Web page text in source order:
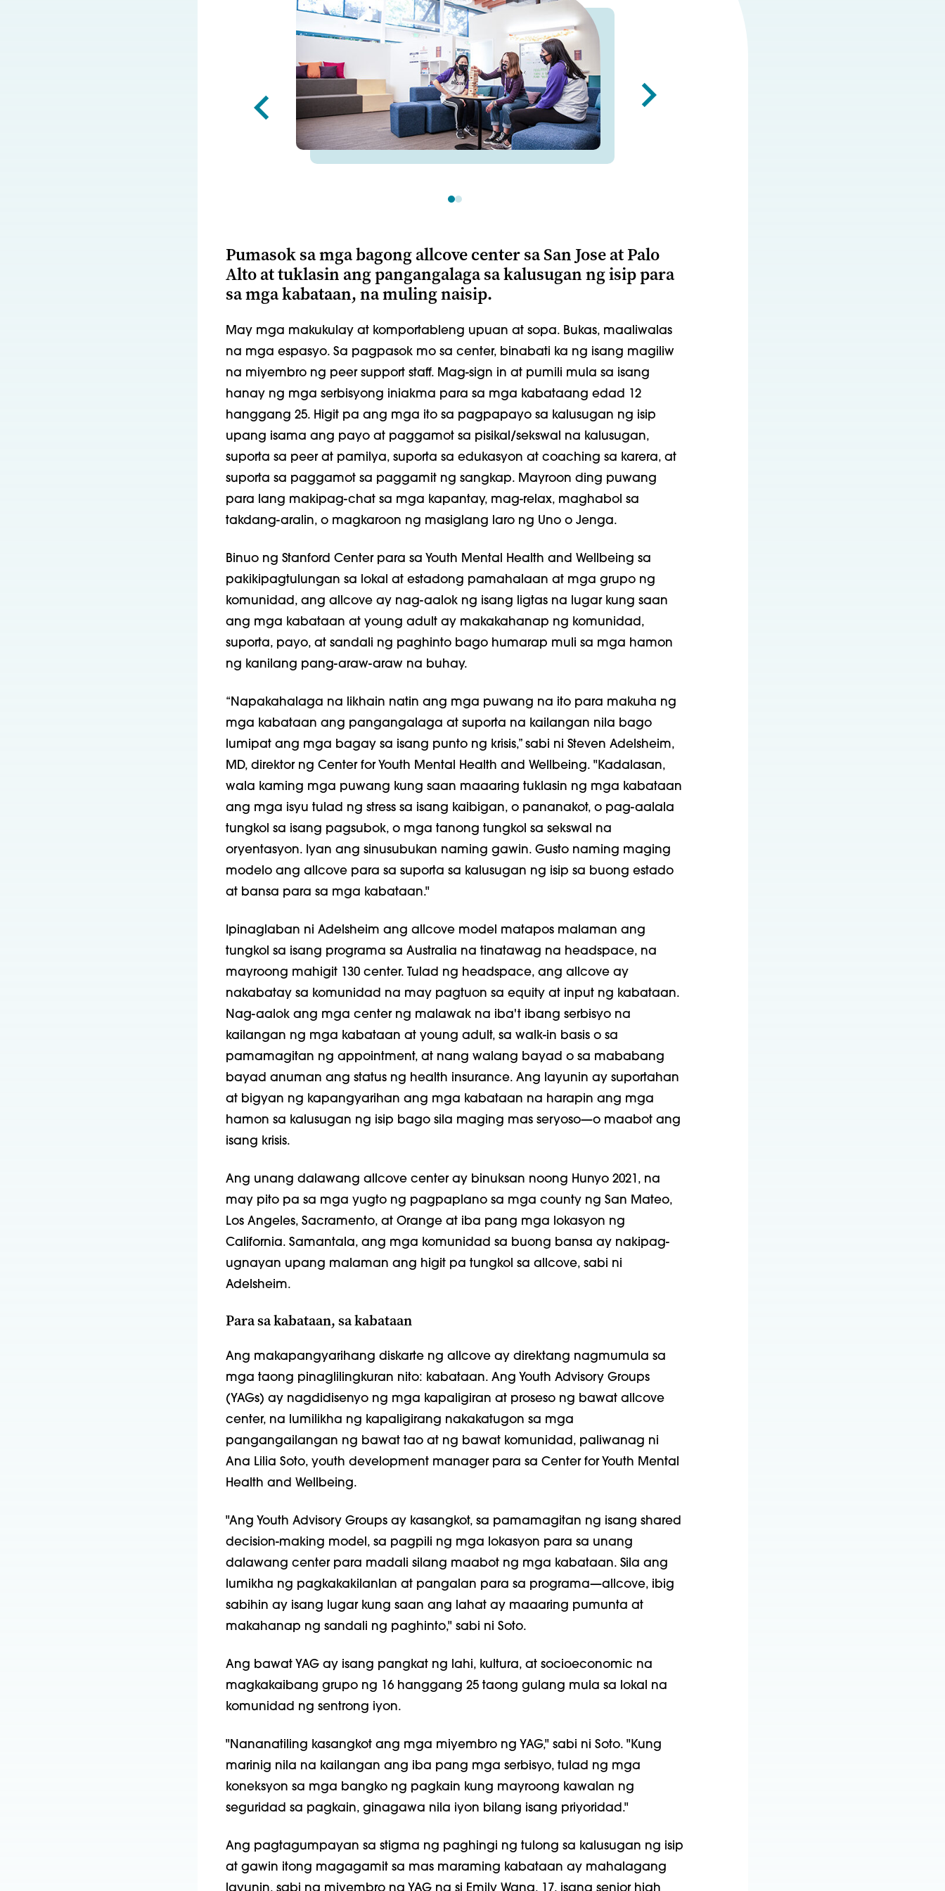
Pumasok sa mga bagong allcove center sa San Jose at Palo
Alto at tuklasin ang pangangalaga sa kalusugan ng isip para
sa mga kabataan, na muling naisip.
May mga makukulay at komportableng upuan at sopa. Bukas, maaliwalas
na mga espasyo. Sa pagpasok mo sa center, binabati ka ng isang magiliw
na miyembro ng peer support staff. Mag-sign in at pumili mula sa isang
hanay ng mga serbisyong iniakma para sa mga kabataang edad 12
hanggang 25. Higit pa ang mga ito sa pagpapayo sa kalusugan ng isip
upang isama ang payo at paggamot sa pisikal/sekswal na kalusugan,
suporta sa peer at pamilya, suporta sa edukasyon at coaching sa karera, at
suporta sa paggamot sa paggamit ng sangkap. Mayroon ding puwang
para lang makipag-chat sa mga kapantay, mag-relax, maghabol sa
takdang-aralin, o magkaroon ng masiglang laro ng Uno o Jenga.
Binuo ng Stanford Center para sa Youth Mental Health and Wellbeing sa
pakikipagtulungan sa lokal at estadong pamahalaan at mga grupo ng
komunidad, ang allcove ay nag-aalok ng isang ligtas na lugar kung saan
ang mga kabataan at young adult ay makakahanap ng komunidad,
suporta, payo, at sandali ng paghinto bago humarap muli sa mga hamon
ng kanilang pang-araw-araw na buhay.
“Napakahalaga na likhain natin ang mga puwang na ito para makuha ng
mga kabataan ang pangangalaga at suporta na kailangan nila bago
lumipat ang mga bagay sa isang punto ng krisis,” sabi ni Steven Adelsheim,
MD, direktor ng Center for Youth Mental Health and Wellbeing. "Kadalasan,
wala kaming mga puwang kung saan maaaring tuklasin ng mga kabataan
ang mga isyu tulad ng stress sa isang kaibigan, o pananakot, o pag-aalala
tungkol sa isang pagsubok, o mga tanong tungkol sa sekswal na
oryentasyon. Iyan ang sinusubukan naming gawin. Gusto naming maging
modelo ang allcove para sa suporta sa kalusugan ng isip sa buong estado
at bansa para sa mga kabataan."
Ipinaglaban ni Adelsheim ang allcove model matapos malaman ang
tungkol sa isang programa sa Australia na tinatawag na headspace, na
mayroong mahigit 130 center. Tulad ng headspace, ang allcove ay
nakabatay sa komunidad na may pagtuon sa equity at input ng kabataan.
Nag-aalok ang mga center ng malawak na iba't ibang serbisyo na
kailangan ng mga kabataan at young adult, sa walk-in basis o sa
pamamagitan ng appointment, at nang walang bayad o sa mababang
bayad anuman ang status ng health insurance. Ang layunin ay suportahan
at bigyan ng kapangyarihan ang mga kabataan na harapin ang mga
hamon sa kalusugan ng isip bago sila maging mas seryoso—o maabot ang
isang krisis.
Ang unang dalawang allcove center ay binuksan noong Hunyo 2021, na
may pito pa sa mga yugto ng pagpaplano sa mga county ng San Mateo,
Los Angeles, Sacramento, at Orange at iba pang mga lokasyon ng
California. Samantala, ang mga komunidad sa buong bansa ay nakipag-
ugnayan upang malaman ang higit pa tungkol sa allcove, sabi ni
Adelsheim.
Para sa kabataan, sa kabataan
Ang makapangyarihang diskarte ng allcove ay direktang nagmumula sa
mga taong pinaglilingkuran nito: kabataan. Ang Youth Advisory Groups
(YAGs) ay nagdidisenyo ng mga kapaligiran at proseso ng bawat allcove
center, na lumilikha ng kapaligirang nakakatugon sa mga
pangangailangan ng bawat tao at ng bawat komunidad, paliwanag ni
Ana Lilia Soto, youth development manager para sa Center for Youth Mental
Health and Wellbeing.
"Ang Youth Advisory Groups ay kasangkot, sa pamamagitan ng isang shared
decision-making model, sa pagpili ng mga lokasyon para sa unang
dalawang center para madali silang maabot ng mga kabataan. Sila ang
lumikha ng pagkakakilanlan at pangalan para sa programa—allcove, ibig
sabihin ay isang lugar kung saan ang lahat ay maaaring pumunta at
makahanap ng sandali ng paghinto," sabi ni Soto.
Ang bawat YAG ay isang pangkat ng lahi, kultura, at socioeconomic na
magkakaibang grupo ng 16 hanggang 25 taong gulang mula sa lokal na
komunidad ng sentrong iyon.
"Nananatiling kasangkot ang mga miyembro ng YAG," sabi ni Soto. "Kung
marinig nila na kailangan ang iba pang mga serbisyo, tulad ng mga
koneksyon sa mga bangko ng pagkain kung mayroong kawalan ng
seguridad sa pagkain, ginagawa nila iyon bilang isang priyoridad."
Ang pagtagumpayan sa stigma ng paghingi ng tulong sa kalusugan ng isip
at gawin itong magagamit sa mas maraming kabataan ay mahalagang
layunin, sabi ng miyembro ng YAG na si Emily Wang, 17, isang senior high